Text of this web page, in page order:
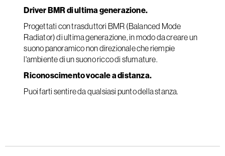
Driver BMR di ultima generazione.
Progettati con trasduttori BMR (Balanced Mode
Radiator) di ultima generazione, in modo da creare un
suono panoramico non direzionale che riempie
l'ambiente di un suono ricco di sfumature.
Riconoscimento vocale a distanza.
Puoi farti sentire da qualsiasi punto della stanza.